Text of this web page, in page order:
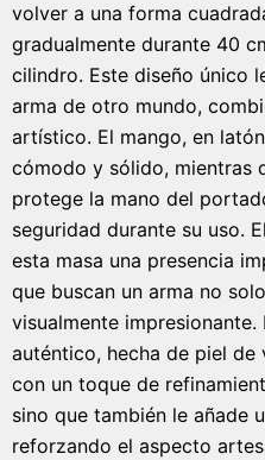
volver a una forma
gradualmente durante 40
cilindro. Este diseño único
arma de otro mundo,
artístico. El mango, en
cómodo y sólido, mientras
protege la mano del
seguridad durante su uso.
esta masa una presencia
que buscan un arma no
visualmente
auténtico, hecha de piel
con un toque de
sino que también le añade
reforzando el aspecto